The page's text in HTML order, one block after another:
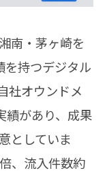
南・茅ヶ崎を
持つデジタル
社オウンドメ
績があり、成果
としていま
、流入件数約